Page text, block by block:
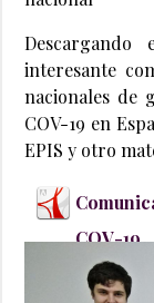
interesante
nacionales de
COV-19 en
EPIS y otro
COV-19